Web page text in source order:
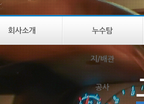
회사소개 누수탐
지/배관
공사